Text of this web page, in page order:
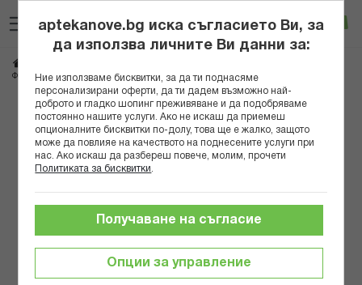
към
съдържанието
Вход
ФИКСОДЕНТ ФИКСИРАЩ КРЕМ ЗА ЗЪБНИ ПРОТЕЗИ COMPLETE FRESH 70ГР
Преминете
края
aptekanove.bg иска съгласието Ви, за
да използва личните Ви данни за:
Ние използваме бисквитки, за да ти поднасяме
персонализирани оферти, да ти дадем възможно най-
доброто и гладко шопинг преживяване и да подобряваме
постоянно нашите услуги. Ако не искаш да приемеш
опционалните бисквитки по-долу, това ще е жалко, защото
може да повлияе на качеството на поднесените услуги при
нас. Ако искаш да разбереш повече, молим, прочети
Политиката за бисквитки
Опции за управление
Получаване на съгласие